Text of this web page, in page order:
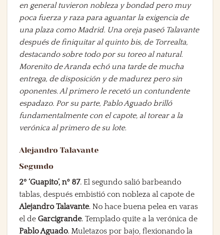
en general tuvieron nobleza y bondad pero muy
poca fuerza y raza para aguantar la exigencia de
una plaza como Madrid. Una oreja paseó Talavante
después de finiquitar al quinto bis, de Torrealta,
destacando sobre todo por su toreo al natural.
Morenito de Aranda echó una tarde de mucha
entrega, de disposición y de madurez pero sin
oponentes. Al primero le recetó un contundente
espadazo. Por su parte, Pablo Aguado brilló
fundamentalmente con el capote, al torear a la
verónica al primero de su lote.
Alejandro Talavante
Segundo
2º ‘Guapito’, nº 87. El segundo salió barbeando
tablas, después embistió con nobleza al capote de
Alejandro Talavante. No hace buena pelea en varas
el de Garcigrande. Templado quite a la verónica de
Pablo Aguado. Muletazos por bajo, flexionando la